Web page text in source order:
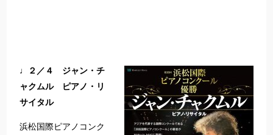
♩２／４ ジャン・チ
ャクムル ピアノ・リ
サイタル
浜松国際ピアノコンク